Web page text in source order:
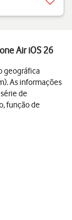
Air iOS 26
geográfica
As informações
de
função de